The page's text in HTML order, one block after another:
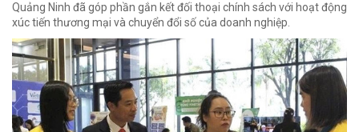
Quảng Ninh đã góp phần gắn kết đối thoại chính sách với hoạt động
xúc tiến thương mại và chuyển đổi số của doanh nghiệp.